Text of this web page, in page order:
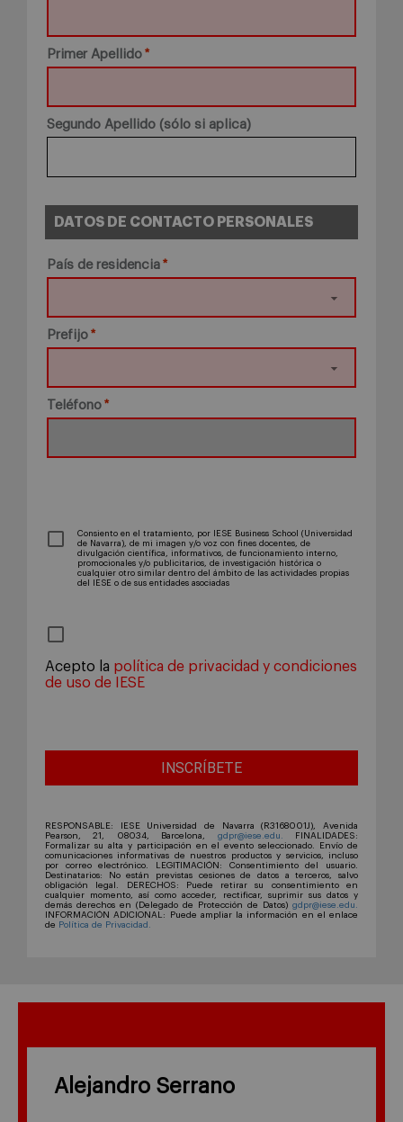
Primer Apellido
Segundo Apellido (sólo si aplica)
DATOS DE CONTACTO PERSONALES
País de residencia
Prefijo
Teléfono
Consiento en el tratamiento, por IESE Business School (Universidad
de Navarra), de mi imagen y/o voz con fines docentes, de
divulgación científica, informativos, de funcionamiento interno,
promocionales y/o publicitarios, de investigación histórica o
cualquier otro similar dentro del ámbito de las actividades propias
del IESE o de sus entidades asociadas
Acepto la política de privacidad y condiciones
de uso de IESE
RESPONSABLE: IESE Universidad de Navarra (R3168001J), Avenida
Pearson, 21, 08034, Barcelona, gdpr@iese.edu.
FINALIDADES:
Formalizar su alta y participación en el evento seleccionado. Envío de
comunicaciones informativas de nuestros productos y servicios, incluso
por correo electrónico. LEGITIMACIÓN: Consentimiento del usuario.
Destinatarios: No están previstas cesiones de datos a terceros, salvo
obligación legal. DERECHOS: Puede retirar su consentimiento en
cualquier momento, así como acceder, rectificar, suprimir sus datos y
demás derechos en (Delegado de Protección de Datos) gdpr@iese.edu.
INFORMACIÓN ADICIONAL: Puede ampliar la información en el enlace
de Política de Privacidad.
Alejandro Serrano